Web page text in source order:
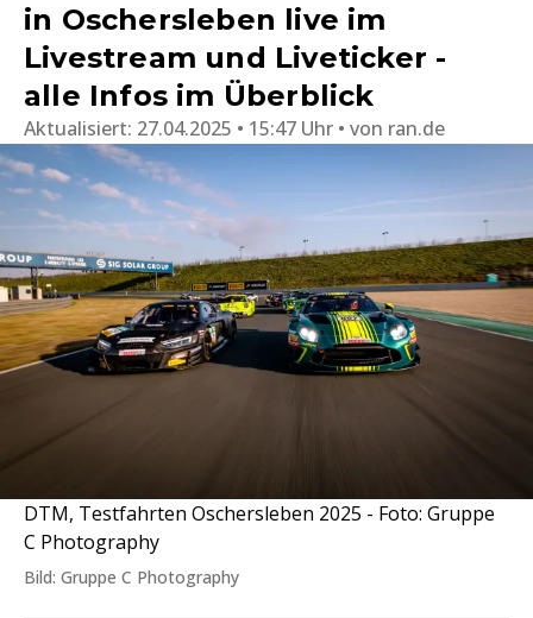
in Oschersleben live im
Livestream und Liveticker -
alle Infos im Überblick
Aktualisiert: 27.04.2025 • 15:47 Uhr von ran.de
DTM, Testfahrten Oschersleben 2025 - Foto: Gruppe
C Photography
Bild: Gruppe C Photography